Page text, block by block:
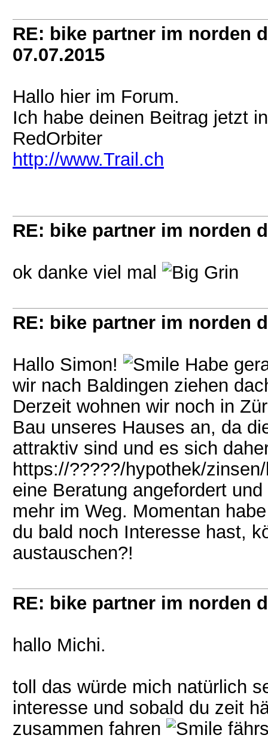
RE: bike partner im norden
07.07.2015
Hallo hier im Forum.
Ich habe deinen Beitrag jetzt
RedOrbiter
http://www.Trail.ch
RE: bike partner im norden
ok danke viel mal
RE: bike partner im norden
Hallo Simon!
Habe
wir nach Baldingen ziehen
Derzeit wohnen wir noch in
Bau unseres Hauses an, da
attraktiv sind und es sich
https://?????/hypothek/
eine Beratung angefordert
mehr im Weg. Momentan
du bald noch Interesse hast,
austauschen?!
RE: bike partner im norden
hallo Michi.
toll das würde mich natürlich
interesse und sobald du zeit
zusammen fahren